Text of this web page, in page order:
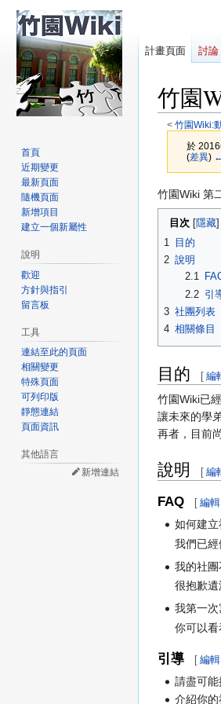
竹園
< 竹園Wiki:
於
(差異)
跳
至
覽
跳
至
尋
竹園Wiki 第
目次
1 目的
2 說明
2.1
2.2 引
3 社團列表
4 相關條目
目的 [ 編
竹園Wiki已
讓未來的學
再者，目前
說明 [ 編
FAQ [ 編輯
如何建立
我們已
我的社團
很抱歉
我第一
你可以
引導 [ 編輯
請盡可
介紹你的
計畫頁面 討論
首頁
近期變更
最新頁面
隨機頁面
新增項目
建立一個新屬性
說明
歡迎
方針與指引
留言板
工具
連結至此的頁面
相關變更
特殊頁面
可列印版
靜態連結
頁面資訊
其他語言
新增連結